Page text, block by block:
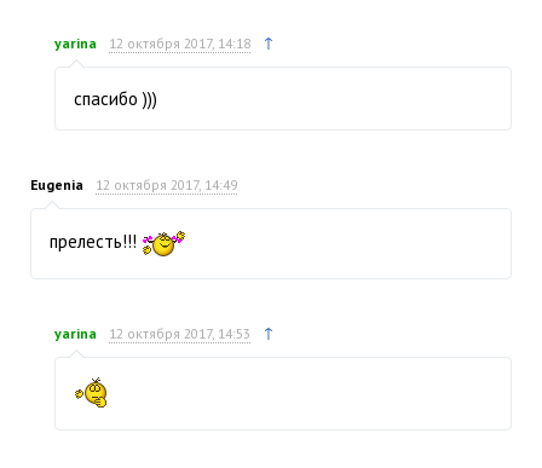
yarina 12 октября 2017, 14:18 ↑
спасибо )))
Eugenia 12 октября 2017, 14:49
прелесть!!!
yarina 12 октября 2017, 14:53 ↑